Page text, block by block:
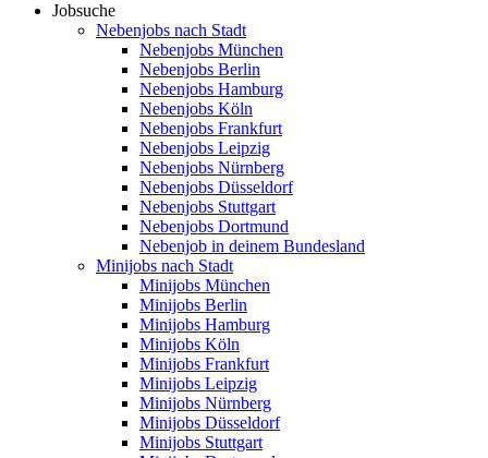
Jobsuche
Nebenjobs nach Stadt
Nebenjobs München
Nebenjobs Berlin
Nebenjobs Hamburg
Nebenjobs Köln
Nebenjobs Frankfurt
Nebenjobs Leipzig
Nebenjobs Nürnberg
Nebenjobs Düsseldorf
Nebenjobs Stuttgart
Nebenjobs Dortmund
Nebenjob in deinem Bundesland
Minijobs nach Stadt
Minijobs München
Minijobs Berlin
Minijobs Hamburg
Minijobs Köln
Minijobs Frankfurt
Minijobs Leipzig
Minijobs Nürnberg
Minijobs Düsseldorf
Minijobs Stuttgart